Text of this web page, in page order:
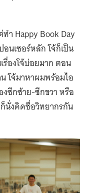
ำ Happy Book Day
นเซอร์หลัก โจ้ก็เป็น
องโจ้บ่อยมาก ตอน
โจ้มาหาผมพร้อมไอ
ซีกซ้าย-ซีกขวา หรือ
นั่งคิดชื่อวิทยากรกัน